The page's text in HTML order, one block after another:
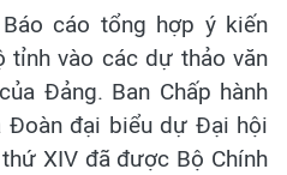
cáo tổng hợp ý kiến
tỉnh vào các dự thảo văn
Đảng. Ban Chấp hành
Đoàn đại biểu dự Đại hội
XIV đã được Bộ Chính